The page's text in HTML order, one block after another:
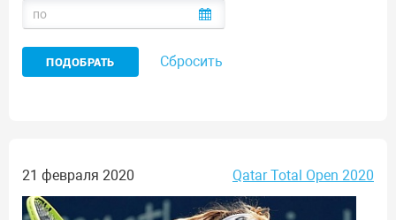
Сбросить
21 февраля 2020 Qatar Total Open 2020